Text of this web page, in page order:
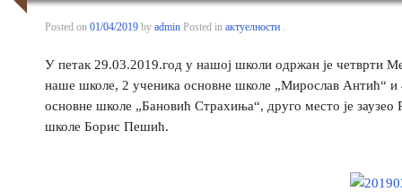
Posted on 01/04/2019 by admin Posted in актуелности .
У петак 29.03.2019.год у нашој школи одржан је четврти
наше школе, 2 ученика основне школе „Мирослав Антић“
основне школе „Бановић Страхиња“, друго место је
школе Борис Пешић.